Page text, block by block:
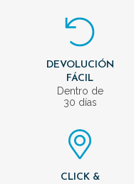
DEVOLUCIÓN
FÁCIL
Dentro de
30 días
CLICK &